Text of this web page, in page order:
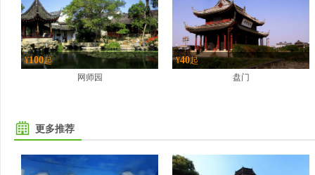
¥100起
网师园
¥40起
盘门
更多推荐